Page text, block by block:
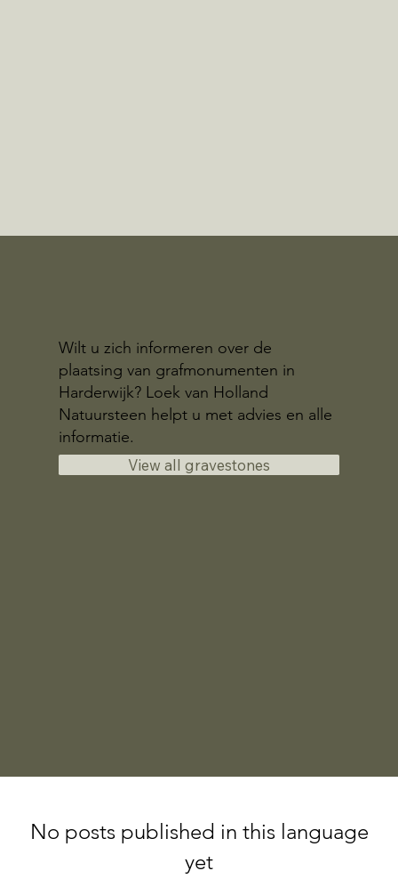
Wilt u zich informeren over de
plaatsing van grafmonumenten in
Harderwijk? Loek van Holland
Natuursteen helpt u met advies en alle
informatie.
View all gravestones
No posts published in this language
yet